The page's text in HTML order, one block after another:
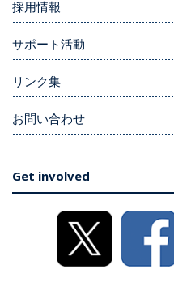
採用情報
サポート活動
リンク集
お問い合わせ
Get involved